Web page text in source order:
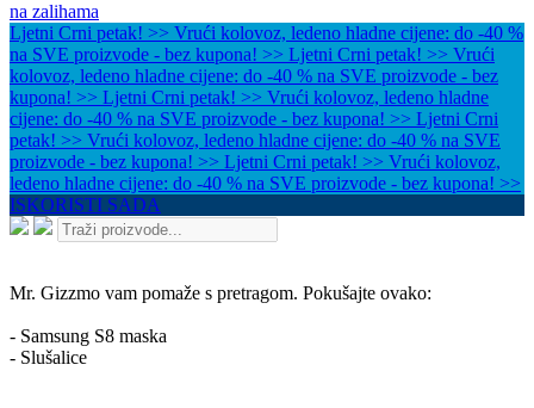
na zalihama
Ljetni Crni petak! >> Vrući kolovoz, ledeno hladne cijene: do -40 %
na SVE proizvode - bez kupona! >> Ljetni Crni petak! >> Vrući
kolovoz, ledeno hladne cijene: do -40 % na SVE proizvode - bez
kupona! >> Ljetni Crni petak! >> Vrući kolovoz, ledeno hladne
cijene: do -40 % na SVE proizvode - bez kupona! >> Ljetni Crni
petak! >> Vrući kolovoz, ledeno hladne cijene: do -40 % na SVE
proizvode - bez kupona! >> Ljetni Crni petak! >> Vrući kolovoz,
ledeno hladne cijene: do -40 % na SVE proizvode - bez kupona! >>
ISKORISTI SADA
Mr. Gizzmo vam pomaže s pretragom. Pokušajte ovako:
- Samsung S8 maska
- Slušalice